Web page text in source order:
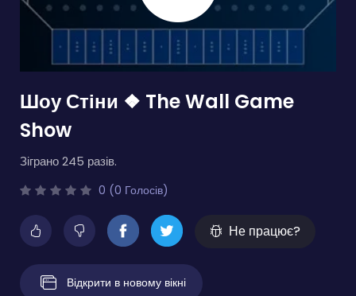
Шоу Стіни ❖ The Wall Game
Show
Зіграно 245 разів.
0 (0 Голосів)
Не працює?
Відкрити в новому вікні